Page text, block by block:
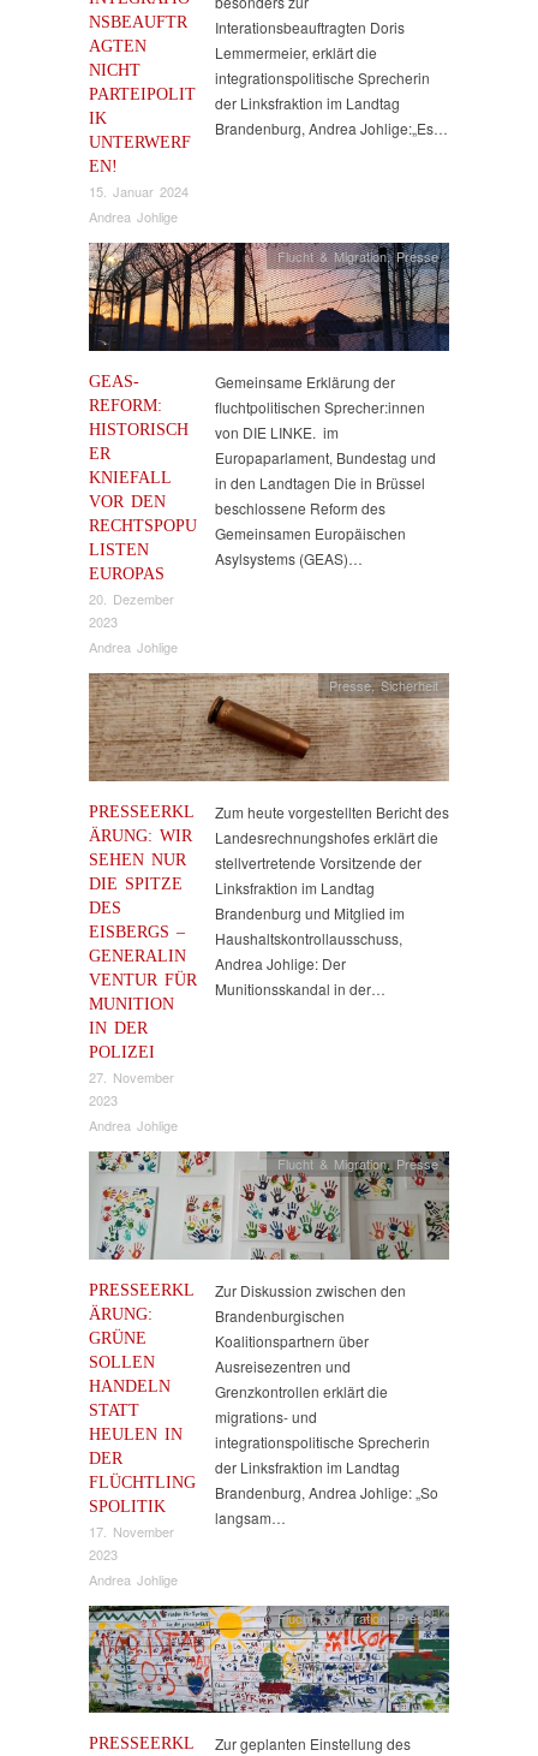
NSBEAUFTR
AGTEN
NICHT
PARTEIPOLIT
IK
UNTERWERF
EN!
15. Januar 2024
Andrea Johlige
Interationsbeauftragten Doris
Lemmermeier, erklärt die
integrationspolitische Sprecherin
der Linksfraktion im Landtag
Brandenburg, Andrea Johlige:„Es…
GEAS-
REFORM:
HISTORISCH
ER
KNIEFALL
VOR DEN
RECHTSPOPU
LISTEN
EUROPAS
20. Dezember
2023
Andrea Johlige
Flucht & Migration,Presse
Gemeinsame Erklärung der
fluchtpolitischen Sprecher:innen
von DIE LINKE. im
Europaparlament, Bundestag und
in den Landtagen Die in Brüssel
beschlossene Reform des
Gemeinsamen Europäischen
Asylsystems (GEAS)…
PRESSEERKL
ÄRUNG: WIR
SEHEN NUR
DIE SPITZE
DES
EISBERGS –
GENERALIN
VENTUR FÜR
MUNITION
IN DER
POLIZEI
27. November
2023
Andrea Johlige
Presse,Sicherheit
Zum heute vorgestellten Bericht des
Landesrechnungshofes erklärt die
stellvertretende Vorsitzende der
Linksfraktion im Landtag
Brandenburg und Mitglied im
Haushaltskontrollausschuss,
Andrea Johlige: Der
Munitionsskandal in der…
PRESSEERKL
ÄRUNG:
GRÜNE
SOLLEN
HANDELN
STATT
HEULEN IN
DER
FLÜCHTLING
SPOLITIK
17. November
2023
Andrea Johlige
Flucht & Migration,Presse
Zur Diskussion zwischen den
Brandenburgischen
Koalitionspartnern über
Ausreisezentren und
Grenzkontrollen erklärt die
migrations- und
integrationspolitische Sprecherin
der Linksfraktion im Landtag
Brandenburg, Andrea Johlige: „So
langsam…
PRESSEERKL
Flucht & Migration,Presse
Zur geplanten Einstellung des